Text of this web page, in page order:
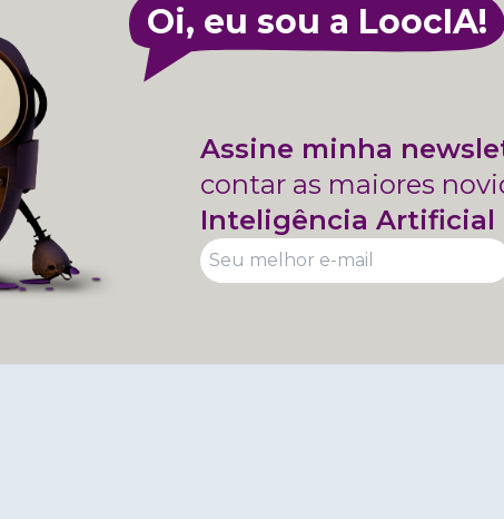
Oi, eu sou a LoocIA!
Assine minha
contar as maiores
Inteligência Artificial